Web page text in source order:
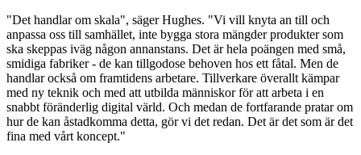
"Det handlar om skala", säger Hughes. "Vi vill knyta an till och
anpassa oss till samhället, inte bygga stora mängder produkter som
ska skeppas iväg någon annanstans. Det är hela poängen med små,
smidiga fabriker - de kan tillgodose behoven hos ett fåtal. Men de
handlar också om framtidens arbetare. Tillverkare överallt kämpar
med ny teknik och med att utbilda människor för att arbeta i en
snabbt föränderlig digital värld. Och medan de fortfarande pratar om
hur de kan åstadkomma detta, gör vi det redan. Det är det som är det
fina med vårt koncept."